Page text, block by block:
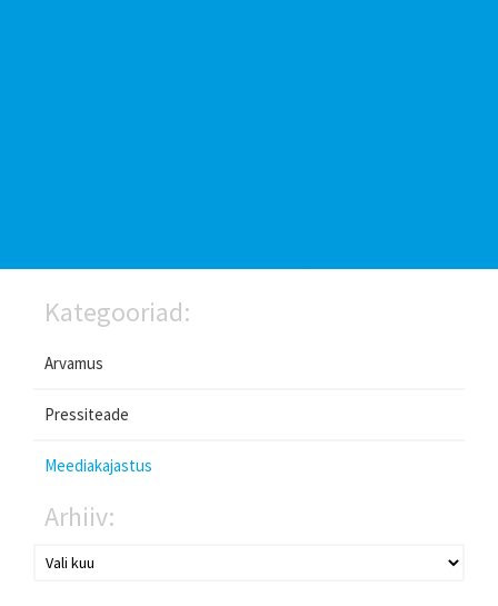
Kategooriad:
Arvamus
Pressiteade
Meediakajastus
Arhiiv: